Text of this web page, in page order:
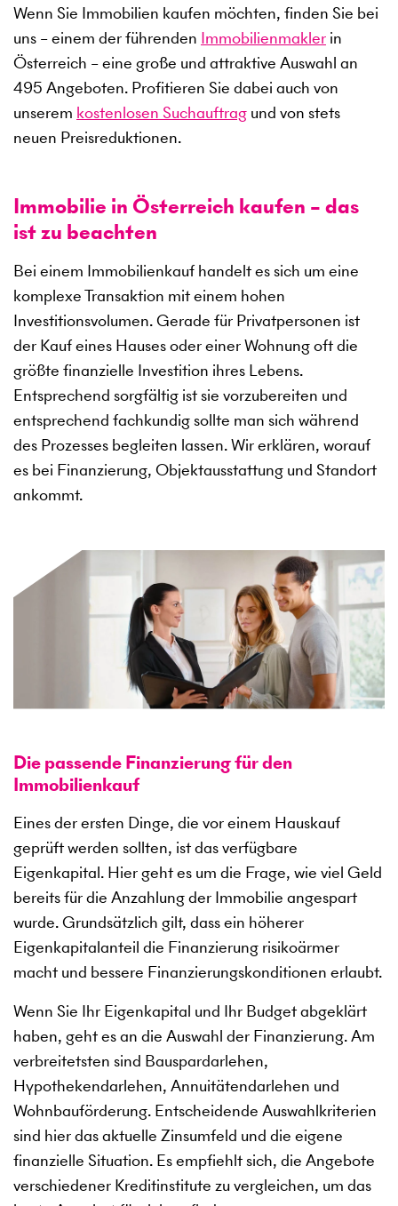
Wenn Sie Immobilien kaufen möchten, finden Sie bei
uns – einem der führenden Immobilienmakler in
Österreich – eine große und attraktive Auswahl an
495 Angeboten. Profitieren Sie dabei auch von
unserem kostenlosen Suchauftrag und von stets
neuen Preisreduktionen.
Immobilie in Österreich kaufen – das
ist zu beachten
Bei einem Immobilienkauf handelt es sich um eine
komplexe Transaktion mit einem hohen
Investitionsvolumen. Gerade für Privatpersonen ist
der Kauf eines Hauses oder einer Wohnung oft die
größte finanzielle Investition ihres Lebens.
Entsprechend sorgfältig ist sie vorzubereiten und
entsprechend fachkundig sollte man sich während
des Prozesses begleiten lassen. Wir erklären, worauf
es bei Finanzierung, Objektausstattung und Standort
ankommt.
Die passende Finanzierung für den
Immobilienkauf
Eines der ersten Dinge, die vor einem Hauskauf
geprüft werden sollten, ist das verfügbare
Eigenkapital. Hier geht es um die Frage, wie viel Geld
bereits für die Anzahlung der Immobilie angespart
wurde. Grundsätzlich gilt, dass ein höherer
Eigenkapitalanteil die Finanzierung risikoärmer
macht und bessere Finanzierungskonditionen erlaubt.
Wenn Sie Ihr Eigenkapital und Ihr Budget abgeklärt
haben, geht es an die Auswahl der Finanzierung. Am
verbreitetsten sind Bauspardarlehen,
Hypothekendarlehen, Annuitätendarlehen und
Wohnbauförderung. Entscheidende Auswahlkriterien
sind hier das aktuelle Zinsumfeld und die eigene
finanzielle Situation. Es empfiehlt sich, die Angebote
verschiedener Kreditinstitute zu vergleichen, um das